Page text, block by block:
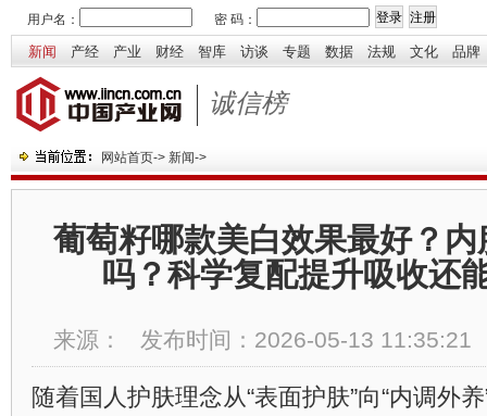
用户名： 密 码：
新闻 产经 产业 财经 智库 访谈 专题 数据 法规 文化 品牌
诚信榜
网站首页-> 新闻->
葡萄籽哪款美白效果最好？
吗？科学复配提升吸收还
来源： 发布时间： 2026-05-13 11:35:21
随着国人护肤理念从“表面护肤”向“内调外